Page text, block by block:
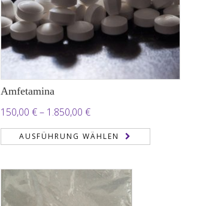
Amfetamina
150,00 €– 1.850,00 €Preisspanne:
150,00 €
bis
AUSFÜHRUNG WÄHLEN